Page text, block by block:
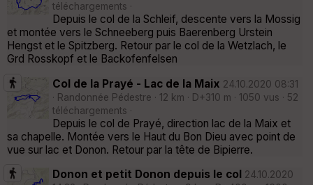
téléchargements ·
Depuis le col de la Schleif, descente vers la Mossig
et montée vers le Schneeberg puis Baerenberg Urstein
Hengst et le Spitzberg. Retour par le col de la Wetzlach, le
Grd Rosskopf et le Backofenfelsen
Col de la Prayé - Lac de la Maix 24.10.2020 08:31
· Randonnée Pédestre · 12 km · D+310 m · 1050 vus · 52
téléchargements ·
Depuis le col de Prayé, direction lac de la Maix et
sa chapelle. Montée vers le Haut du Bon Dieu avec point de
vue sur lac et Donon. Retour par la tête de Bipierre.
Donon et petit Donon depuis le col
24.10.2020